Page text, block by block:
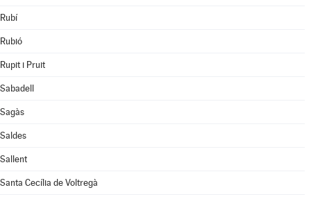
Rubí
Rubió
Rupit i Pruit
Sabadell
Sagàs
Saldes
Sallent
Santa Cecília de Voltregà